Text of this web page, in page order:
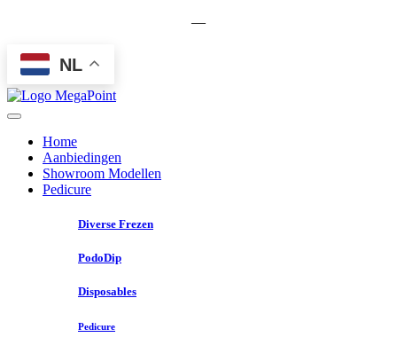
—
NL
Home
Aanbiedingen
Showroom Modellen
Pedicure
Diverse Frezen
PodoDip
Disposables
Pedicure